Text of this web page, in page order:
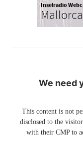
Inselradio
We need
This content is not
disclosed to the
with their CMP to